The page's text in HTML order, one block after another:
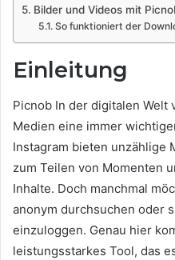
Bilder und Videos mit
So funktioniert der
Einleitung
Picnob In der digitalen Welt
Medien eine immer
Instagram bieten unzählige
zum Teilen von Momenten
Inhalte. Doch manchmal
anonym durchsuchen oder
einzuloggen. Genau hier
leistungsstarkes Tool, das